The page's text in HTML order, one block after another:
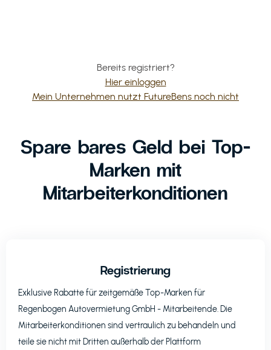
Bereits registriert?
Hier einloggen
Mein Unternehmen nutzt FutureBens noch nicht
Spare bares Geld bei Top-
Marken mit
Mitarbeiterkonditionen
Registrierung
Exklusive Rabatte für zeitgemäße Top-Marken für
Regenbogen Autovermietung GmbH - Mitarbeitende. Die
Mitarbeiterkonditionen sind vertraulich zu behandeln und
teile sie nicht mit Dritten außerhalb der Plattform